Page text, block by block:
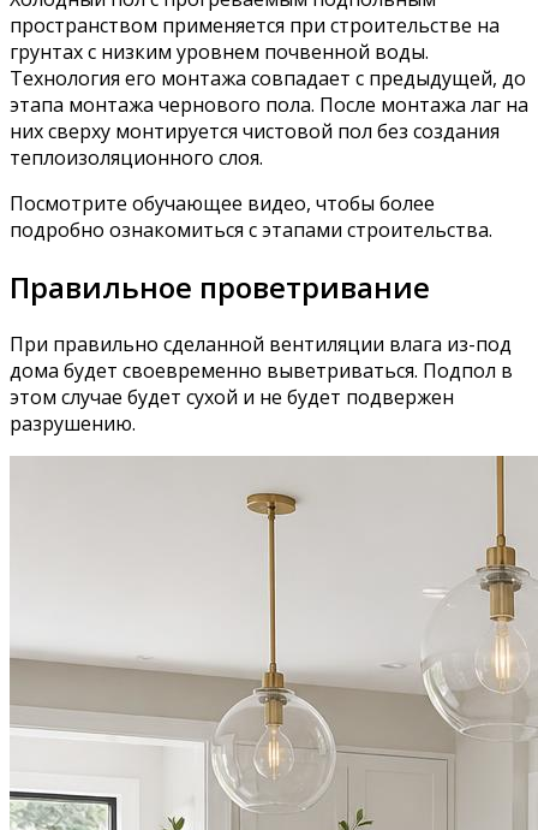
пространством применяется при строительстве на
грунтах с низким уровнем почвенной воды.
Технология его монтажа совпадает с предыдущей, до
этапа монтажа чернового пола. После монтажа лаг на
них сверху монтируется чистовой пол без создания
теплоизоляционного слоя.
Посмотрите обучающее видео, чтобы более
подробно ознакомиться с этапами строительства.
Правильное проветривание
При правильно сделанной вентиляции влага из-под
дома будет своевременно выветриваться. Подпол в
этом случае будет сухой и не будет подвержен
разрушению.